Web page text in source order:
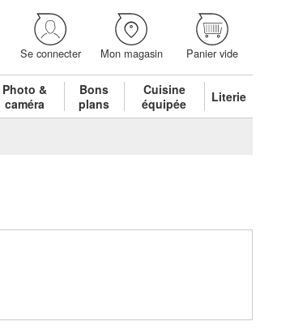
Se connecter Mon magasin Panier vide
Photo &
caméra
Bons
plans
Cuisine
équipée
Literie